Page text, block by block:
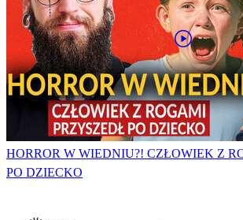
HORROR W WIEDNIU?! CZŁOWIEK Z
PO DZIECKO